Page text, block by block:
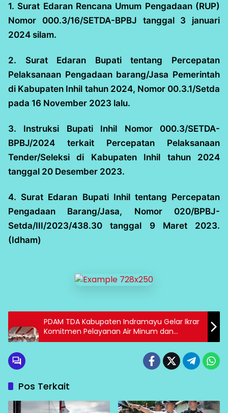
1. Surat Edaran Rencana Umum Pengadaan (RUP)
Nomor 000.3/16/SETDA-BPBJ tanggal 3 januari
2024 silam.
2. Surat Edaran Bupati tentang Percepatan
Pelaksanaan Pengadaan barang/Jasa Pemerintah
di Kabupaten Inhil tahun 2024, Nomor 00.3.1/Setda
pada 16 November 2023 lalu.
3. Instruksi Bupati Inhil Nomor 000.3/SETDA-
BPBJ/2024 terkait Percepatan Pelaksanaan
Tender/Seleksi di Kabupaten Inhil tahun 2024
tanggal 20 Desember 2023.
4. Surat Edaran Bupati Inhil tentang Percepatan
Pengadaan Barang/Jasa, Nomor 020/BPBJ-
Setda/III/2023/438.30 tanggal 9 Maret 2023.
(Idham)
PDAM TDA Kabupaten Indramayu Gelar Ikrar
Komitmen Pelayanan Air Minum dan
Pencanangan Zona Integritas
Pos Terkait